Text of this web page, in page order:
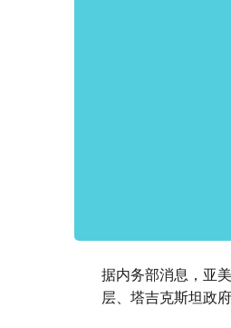
据内务部消息，亚
层、塔吉克斯坦政